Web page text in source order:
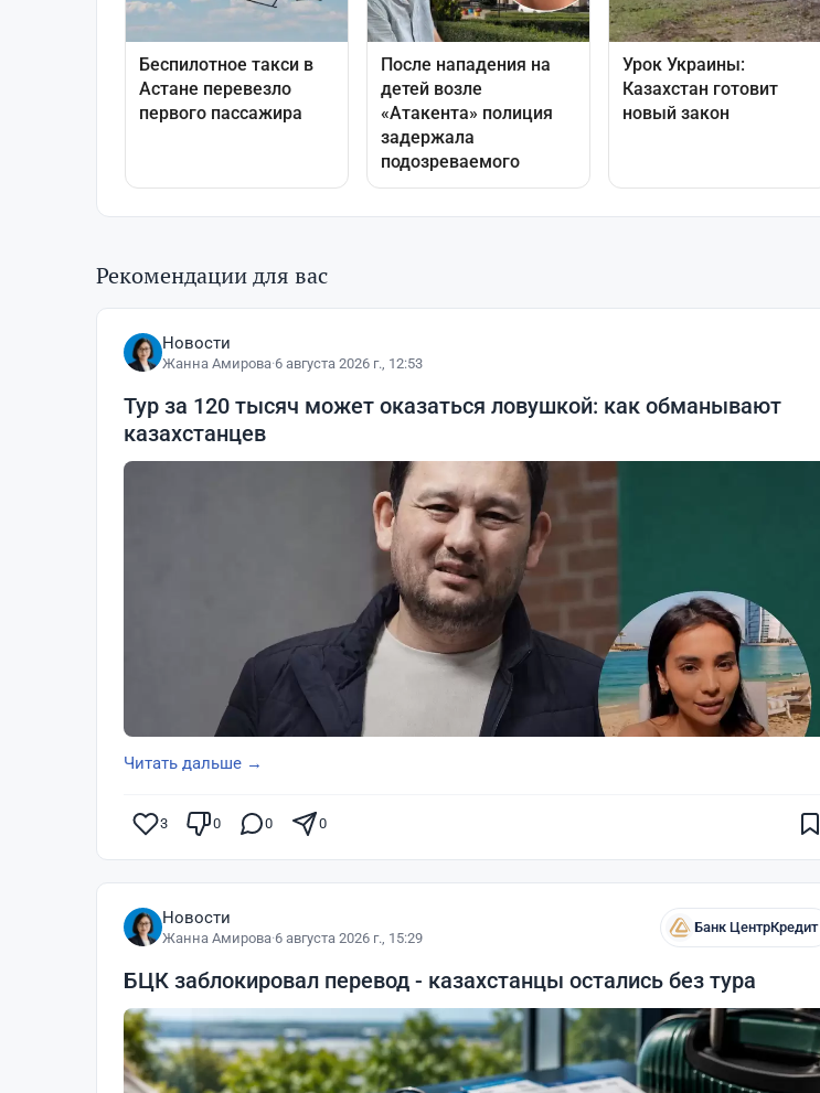
Рекомендации для вас
Новости
Жанна Амирова·6 августа 2026 г., 12:53
Тур за 120 тысяч может оказаться ловушкой: как обманывают
казахстанцев
Читать дальше →
3 0 0 0
Новости
Жанна Амирова·6 августа 2026 г., 15:29
Банк ЦентрКредит
БЦК заблокировал перевод - казахстанцы остались без тура